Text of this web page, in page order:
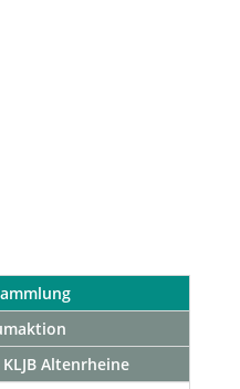
Altenrheine